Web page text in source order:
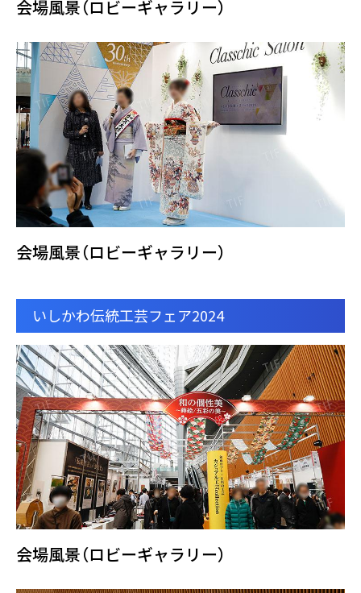
会場風景（ロビーギャラリー）
会場風景（ロビーギャラリー）
いしかわ伝統工芸フェア2024
会場風景（ロビーギャラリー）